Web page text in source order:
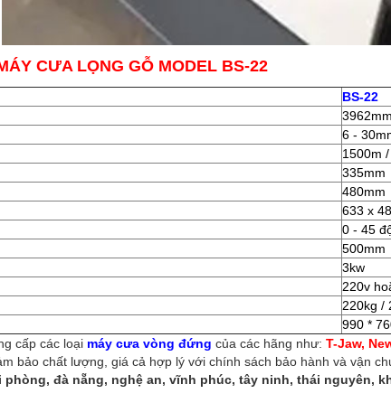
CƯA LỌNG GỖ MODEL BS-22
BS-22
3962mm
6 -
1500m
335mm
480mm
633 x
0 - 45
500mm
3kw
220v
220kg /
990 *
cấp các loại máy cưa vòng đứng của các hãng như: T-Jaw,
bảo chất lượng, giá cả hợp lý với chính sách bảo hành và vận
đà nẵng, nghệ an, vĩnh phúc, tây ninh, thái nguyên,